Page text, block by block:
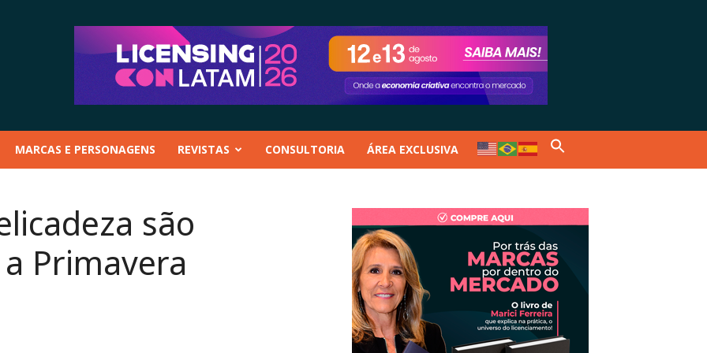
MARCAS E PERSONAGENS REVISTAS CONSULTORIA ÁREA EXCLUSIVA
são
Primavera